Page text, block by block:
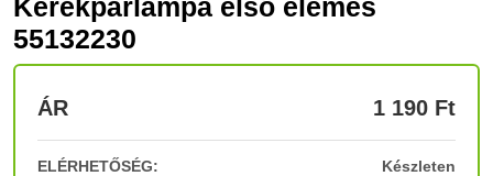
Kerékpárlámpa első elemes
55132230
ÁR 1 190 Ft
ELÉRHETŐSÉG:
Készleten